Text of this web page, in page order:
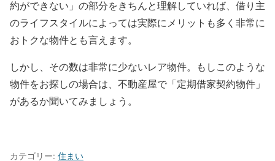
約ができない」の部分をきちんと理解していれば、借り主
のライフスタイルによっては実際にメリットも多く非常に
おトクな物件とも言えます。
しかし、その数は非常に少ないレア物件。もしこのような
物件をお探しの場合は、不動産屋で「定期借家契約物件」
があるか聞いてみましょう。
カテゴリー: 住まい